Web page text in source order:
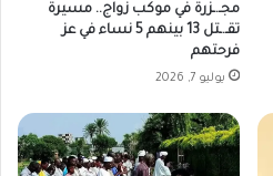
مجـ.ـزرة في موكب زواج.. مسيرة
تقـ.ـتل 13 بينهم 5 نساء في عز
فرحتهم
يوليو 7, 2026